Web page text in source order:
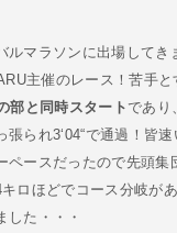
ルマラソンに出場してき
主催のレース！苦手と
部と同時スタート であり
張られ3‘04“で通過！皆
ペースだったので先頭集
ロほどでコース分岐が
した・・・